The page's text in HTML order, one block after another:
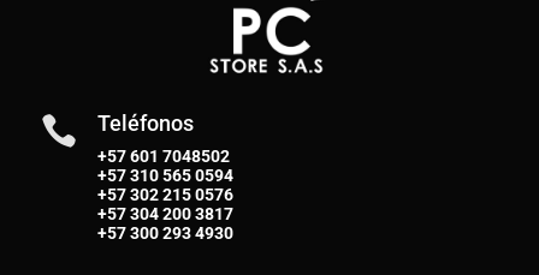
 Teléfonos
+57 601 7048502
+57310 565 0594
+57302 215 0576
+57304 200 3817
+57300 293 4930